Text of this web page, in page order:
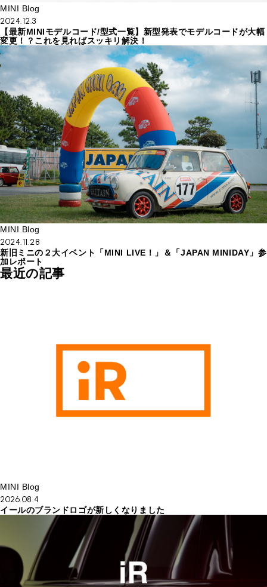
MINI Blog
2024.12.3
【最新MINIモデルコード/型式一覧】新型発表でモデルコードが大幅
変更！？これを見ればスッキリ解決！
MINI Blog
2024.11.28
新旧ミニの２大イベント「MINI LIVE！」＆「JAPAN MINIDAY」参
加レポート
最近の記事
MINI Blog
2026.08.4
イールのブランドロゴが新しくなりました